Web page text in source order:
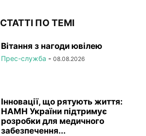
СТАТТІ ПО ТЕМІ
Вітання з нагоди ювілею
Прес-служба - 08.08.2026
Інновації, що рятують життя:
НАМН України підтримує
розробки для медичного
забезпечення...